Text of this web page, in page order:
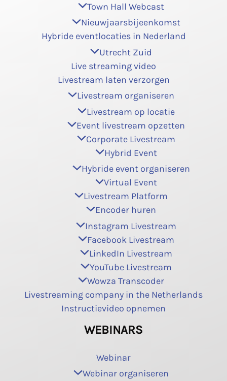
Town Hall Webcast
Nieuwjaarsbijeenkomst
Hybride eventlocaties in Nederland
Utrecht Zuid
Live streaming video
Livestream laten verzorgen
Livestream organiseren
Livestream op locatie
Event livestream opzetten
Corporate Livestream
Hybrid Event
Hybride event organiseren
Virtual Event
Livestream Platform
Encoder huren
Instagram Livestream
Facebook Livestream
LinkedIn Livestream
YouTube Livestream
Wowza Transcoder
Livestreaming company in the Netherlands
Instructievideo opnemen
WEBINARS
Webinar
Webinar organiseren